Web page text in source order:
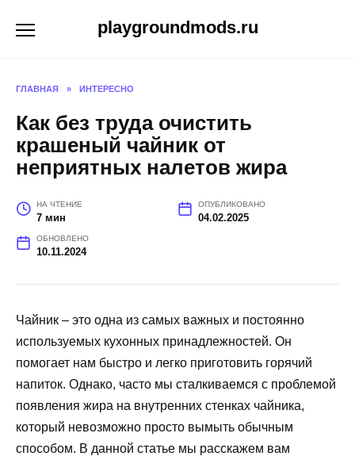
playgroundmods.ru
ГЛАВНАЯ » ИНТЕРЕСНО
Как без труда очистить
крашеный чайник от
неприятных налетов жира
НА ЧТЕНИЕ
7 мин
ОПУБЛИКОВАНО
04.02.2025
ОБНОВЛЕНО
10.11.2024
Чайник – это одна из самых важных и постоянно
используемых кухонных принадлежностей. Он
помогает нам быстро и легко приготовить горячий
напиток. Однако, часто мы сталкиваемся с проблемой
появления жира на внутренних стенках чайника,
который невозможно просто вымыть обычным
способом. В данной статье мы расскажем вам